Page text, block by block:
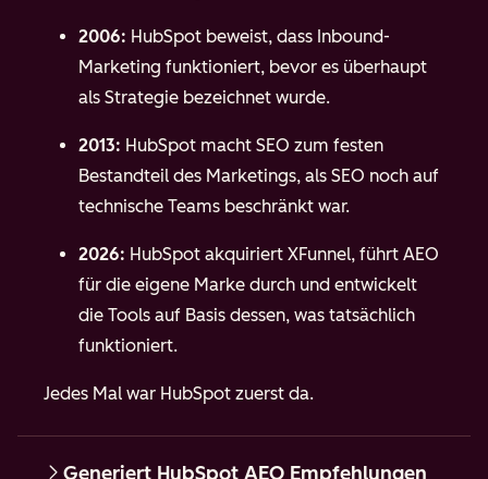
2006: HubSpot beweist, dass Inbound-
Marketing funktioniert, bevor es überhaupt
als Strategie bezeichnet wurde.
2013: HubSpot macht SEO zum festen
Bestandteil des Marketings, als SEO noch auf
technische Teams beschränkt war.
2026: HubSpot akquiriert XFunnel, führt AEO
für die eigene Marke durch und entwickelt
die Tools auf Basis dessen, was tatsächlich
funktioniert.
Jedes Mal war HubSpot zuerst da.
Generiert HubSpot AEO Empfehlungen